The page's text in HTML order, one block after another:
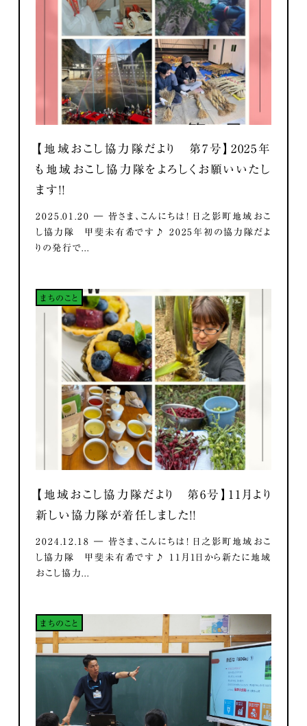
【地域おこし協力隊だより 第7号】2025年
も地域おこし協力隊をよろしくお願いいたし
ます！！
2025.01.20 ― 皆さま、こんにちは！ 日之影町地域おこ
し協力隊 甲斐未有希です♪ 2025年初の協力隊だよ
りの発行で...
まちのこと
【地域おこし協力隊だより 第6号】11月より
新しい協力隊が着任しました！！
2024.12.18 ― 皆さま、こんにちは！ 日之影町地域おこ
し協力隊 甲斐未有希です♪ 11月1日から新たに地域
おこし協力...
まちのこと